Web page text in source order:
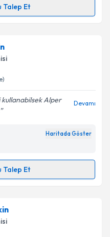
ediyorum.
Talep Et
randevu takvimi talebi
randevu almanız için bir
ile bilgilendireceğiz.
ilişkin
Aydınlatma
verilerimin belirtilen
ediyorum.
Alper
Devamı
Haritada Göster
Talep Et
takvimi talebi
randevu almanız için bir
ile bilgilendireceğiz.